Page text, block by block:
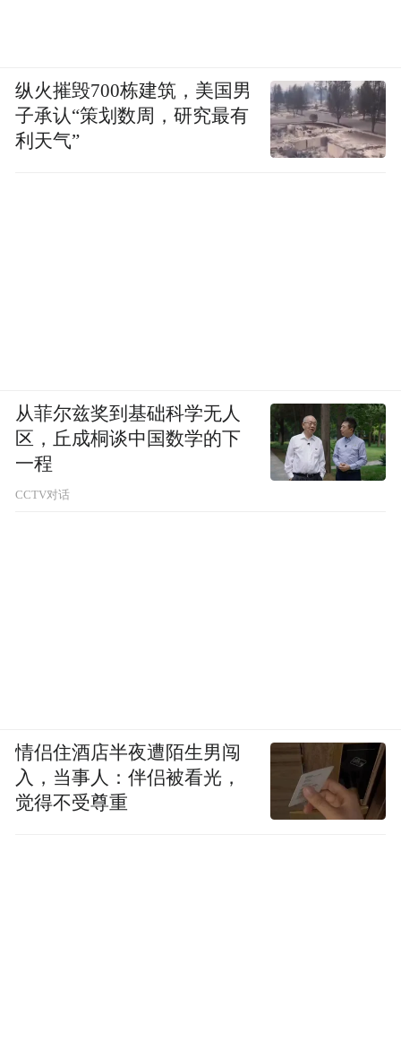
纵火摧毁700栋建筑，美国男
子承认“策划数周，研究最有
利天气”
从菲尔兹奖到基础科学无人
区，丘成桐谈中国数学的下
一程
CCTV对话
情侣住酒店半夜遭陌生男闯
入，当事人：伴侣被看光，
觉得不受尊重